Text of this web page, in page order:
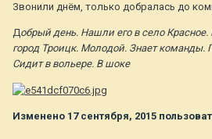
Звонили днём, только добралась до
Добрый день. Нашли его в село
город Троицк. Молодой. Знает команды.
Сидит в вольере. В шоке
Изменено 17 сентября, 2015